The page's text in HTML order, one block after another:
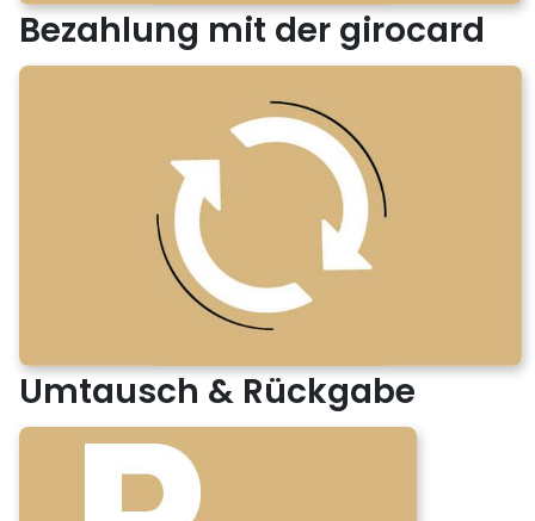
Bezahlung mit der girocard
Umtausch & Rückgabe